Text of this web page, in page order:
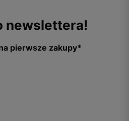
newslettera!
pierwsze zakupy*